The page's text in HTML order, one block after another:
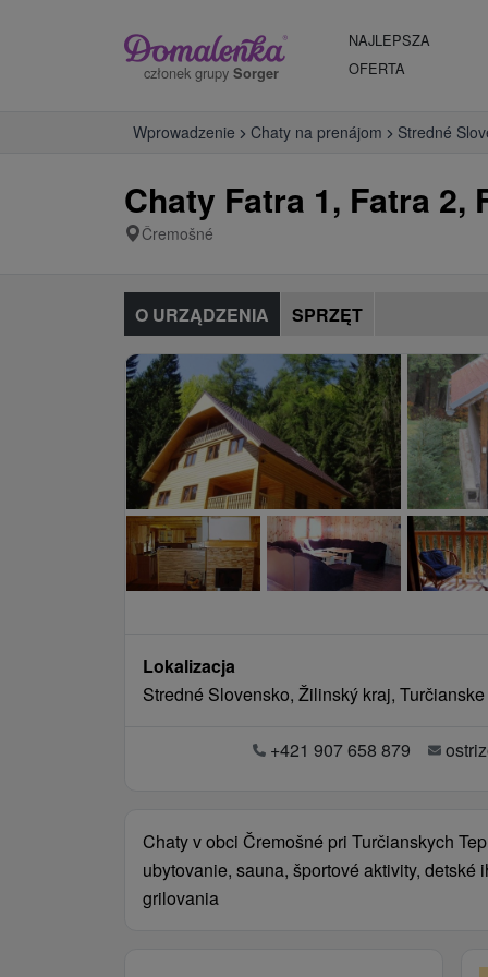
członek grupy Sorger
NAJLEPSZA
OFERTA
Wprowadzenie Chaty na prenájom Stredné
Chaty Fatra 1, Fatra 2,
Čremošné
O URZĄDZENIA SPRZĘT
Lokalizacja
Stredné Slovensko, Žilinský kraj,
+421 907 658 879
Chaty v obci Čremošné pri Turčianskych
ubytovanie, sauna, športové aktivity, detské
grilovania